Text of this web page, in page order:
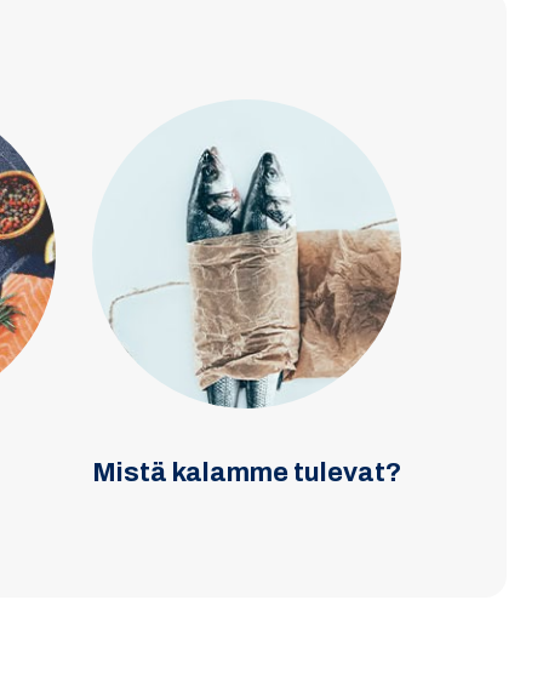
Mistä kalamme tulevat?